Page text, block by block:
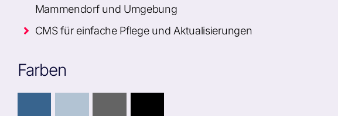
Mammendorf und Umgebung
CMS für einfache Pflege und Aktualisierungen
Farben